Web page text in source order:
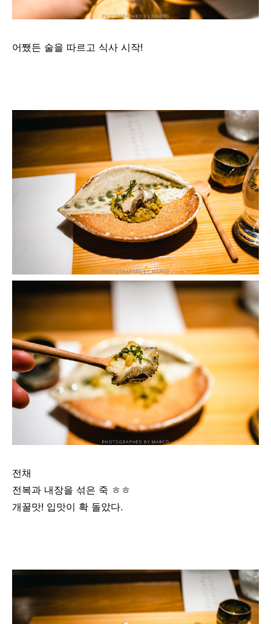
어쨌든 술을 따르고 식사 시작!
전채
전복과 내장을 섞은 죽 ㅎㅎ
개꿀맛! 입맛이 확 돌았다.